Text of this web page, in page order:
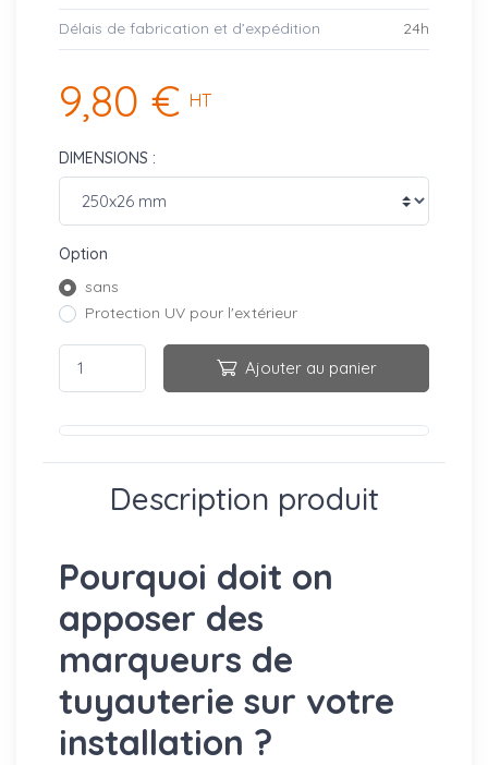
Délais de fabrication et d’expédition 24h
9,80 € HT
DIMENSIONS :
Option
sans
Protection UV pour l'extérieur
Ajouter au panier
Description produit
Pourquoi doit on
apposer des
marqueurs de
tuyauterie sur votre
installation ?